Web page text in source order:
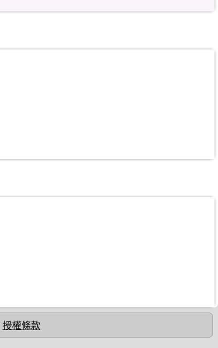
授權條款